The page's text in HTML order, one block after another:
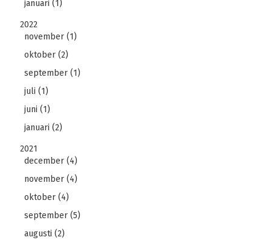
januari (1)
2022
november (1)
oktober (2)
september (1)
juli (1)
juni (1)
januari (2)
2021
december (4)
november (4)
oktober (4)
september (5)
augusti (2)